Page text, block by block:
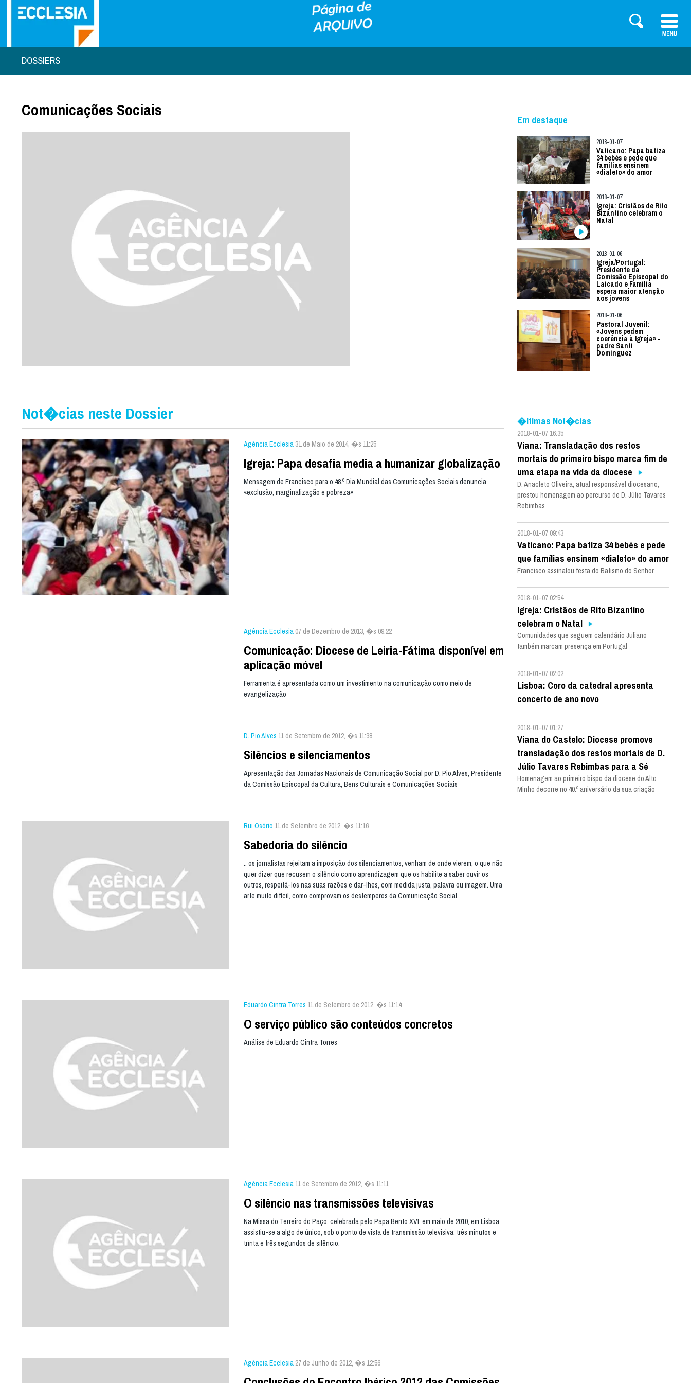
DOSSIERS
Comunicações Sociais
Em destaque
2018-01-07
Vaticano: Papa batiza
34 bebés e pede que
famílias ensinem
«dialeto» do amor
2018-01-07
Igreja: Cristãos de Rito
Bizantino celebram o
Natal
2018-01-06
Igreja/Portugal:
Presidente da
Comissão Episcopal do
Laicado e Família
espera maior atenção
aos jovens
2018-01-06
Pastoral Juvenil:
«Jovens pedem
coerência à Igreja» -
padre Santi
Dominguez
Not�cias neste Dossier
Agência Ecclesia 31 de Maio de 2014, �s 11:25
Igreja: Papa desafia media a humanizar globalização
Mensagem de Francisco para o 48.º Dia Mundial das Comunicações Sociais denuncia
«exclusão, marginalização e pobreza»
Agência Ecclesia 07 de Dezembro de 2013, �s 09:22
Comunicação: Diocese de Leiria-Fátima disponível em
aplicação móvel
Ferramenta é apresentada como um investimento na comunicação como meio de
evangelização
D. Pio Alves 11 de Setembro de 2012, �s 11:38
Silêncios e silenciamentos
Apresentação das Jornadas Nacionais de Comunicação Social por D. Pio Alves, Presidente
da Comissão Episcopal da Cultura, Bens Culturais e Comunicações Sociais
Rui Osório 11 de Setembro de 2012, �s 11:16
Sabedoria do silêncio
.. os jornalistas rejeitam a imposição dos silenciamentos, venham de onde vierem, o que não
quer dizer que recusem o silêncio como aprendizagem que os habilite a saber ouvir os
outros, respeitá-los nas suas razões e dar-lhes, com medida justa, palavra ou imagem. Uma
arte muito difícil, como comprovam os destemperos da Comunicação Social.
Eduardo Cintra Torres 11 de Setembro de 2012, �s 11:14
O serviço público são conteúdos concretos
Análise de Eduardo Cintra Torres
Agência Ecclesia 11 de Setembro de 2012, �s 11:11
O silêncio nas transmissões televisivas
Na Missa do Terreiro do Paço, celebrada pelo Papa Bento XVI, em maio de 2010, em Lisboa,
assistiu-se a algo de único, sob o ponto de vista de transmissão televisiva: três minutos e
trinta e três segundos de silêncio.
Agência Ecclesia 27 de Junho de 2012, �s 12:56
�ltimas Not�cias
2018-01-07 16:35
Viana: Transladação dos restos
mortais do primeiro bispo marca fim de
uma etapa na vida da diocese
D. Anacleto Oliveira, atual responsável diocesano,
prestou homenagem ao percurso de D. Júlio Tavares
Rebimbas
2018-01-07 09:43
Vaticano: Papa batiza 34 bebés e pede
que famílias ensinem «dialeto» do amor
Francisco assinalou festa do Batismo do Senhor
2018-01-07 02:54
Igreja: Cristãos de Rito Bizantino
celebram o Natal
Comunidades que seguem calendário Juliano
também marcam presença em Portugal
2018-01-07 02:02
Lisboa: Coro da catedral apresenta
concerto de ano novo
2018-01-07 01:27
Viana do Castelo: Diocese promove
transladação dos restos mortais de D.
Júlio Tavares Rebimbas para a Sé
Homenagem ao primeiro bispo da diocese do Alto
Minho decorre no 40.º aniversário da sua criação